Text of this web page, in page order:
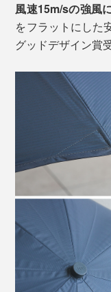
風速15m/sの強風
をフラットにした
グッドデザイン賞受